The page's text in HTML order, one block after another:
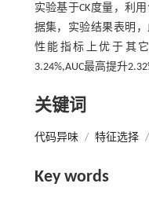
实验基于CK度量，利
据集，实验结果表明
性能指标上优于其
3.24%,AUC最高提升
关键词
代码异味 / 特征选择 /
Key words